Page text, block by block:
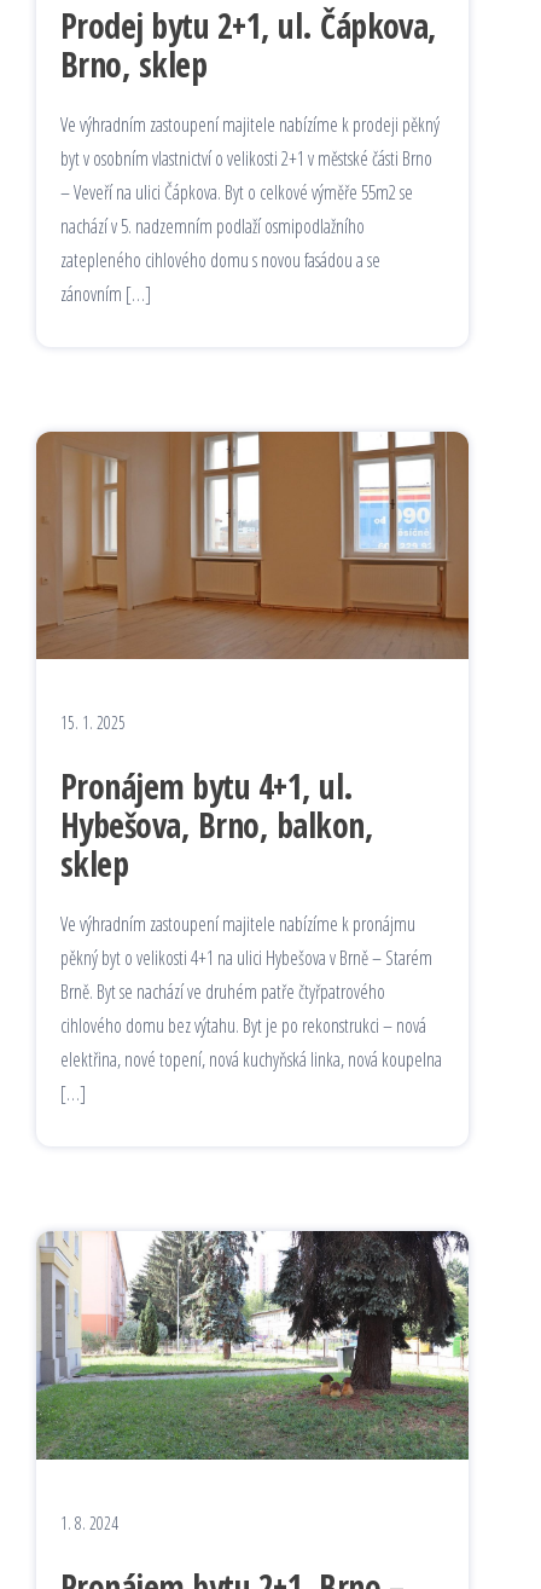
Prodej bytu 2+1, ul. Čápkova,
Brno, sklep
Ve výhradním zastoupení majitele nabízíme k prodeji pěkný
byt v osobním vlastnictví o velikosti 2+1 v městské části Brno
– Veveří na ulici Čápkova. Byt o celkové výměře 55m2 se
nachází v 5. nadzemním podlaží osmipodlažního
zatepleného cihlového domu s novou fasádou a se
zánovním […]
15. 1. 2025
Pronájem bytu 4+1, ul.
Hybešova, Brno, balkon,
sklep
Ve výhradním zastoupení majitele nabízíme k pronájmu
pěkný byt o velikosti 4+1 na ulici Hybešova v Brně – Starém
Brně. Byt se nachází ve druhém patře čtyřpatrového
cihlového domu bez výtahu. Byt je po rekonstrukci – nová
elektřina, nové topení, nová kuchyňská linka, nová koupelna
[…]
1. 8. 2024